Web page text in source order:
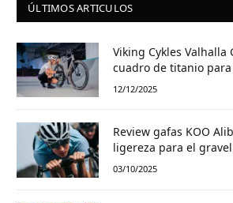
ÚLTIMOS ARTICULOS
Viking Cykles Valhalla
cuadro de titanio
12/12/2025
Review gafas KOO
ligereza para el gravel
03/10/2025